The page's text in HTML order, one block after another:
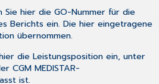
Sie hier die GO-Nummer für die
Berichts ein. Die hier eingetragene
übernommen.
die Leistungsposition ein, unter
CGM MEDISTAR-
ist.